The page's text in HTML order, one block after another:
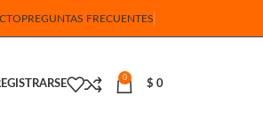
PREGUNTAS FRECUENTES
0
$ 0